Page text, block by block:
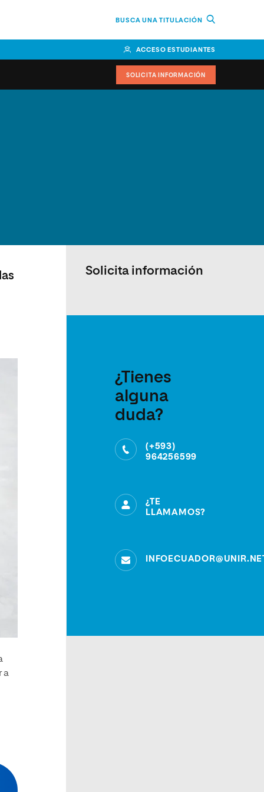
BUSCA UNA TITULACIÓN
ACCESO ESTUDIANTES
SOLICITA INFORMACIÓN
a
Solicita información
¿Tienes
alguna
duda?
(+593)
964256599
¿TE
LLAMAMOS?